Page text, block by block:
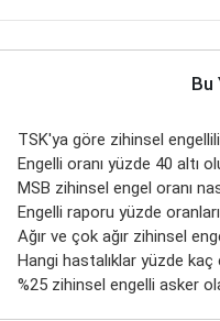
Bu
TSK'ya göre zihinsel
Engelli oranı yüzde 40 altı
MSB zihinsel engel oranı
Engelli raporu yüzde
Ağır ve çok ağır zihinsel
Hangi hastalıklar yüzde kaç
%25 zihinsel engelli asker